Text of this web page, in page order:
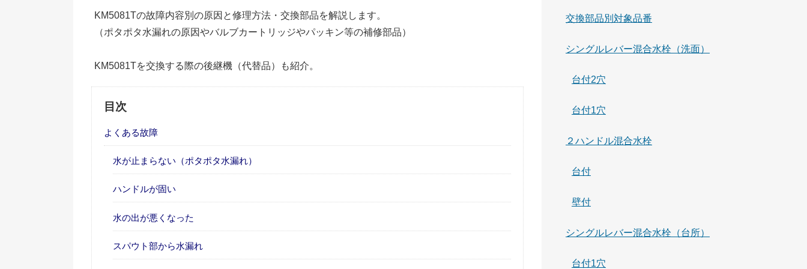
KM5081Tの故障内容別の原因と修理方法・交換部品を解説します。
（ポタポタ水漏れの原因やバルブカートリッジやパッキン等の補修部品）
KM5081Tを交換する際の後継機（代替品）も紹介。
目次
よくある故障
水が止まらない（ポタポタ水漏れ）
ハンドルが固い
水の出が悪くなった
スパウト部から水漏れ
交換部品別対象品番
シングルレバー混合水栓（洗面）
台付2穴
台付1穴
２ハンドル混合水栓
台付
壁付
シングルレバー混合水栓（台所）
台付1穴